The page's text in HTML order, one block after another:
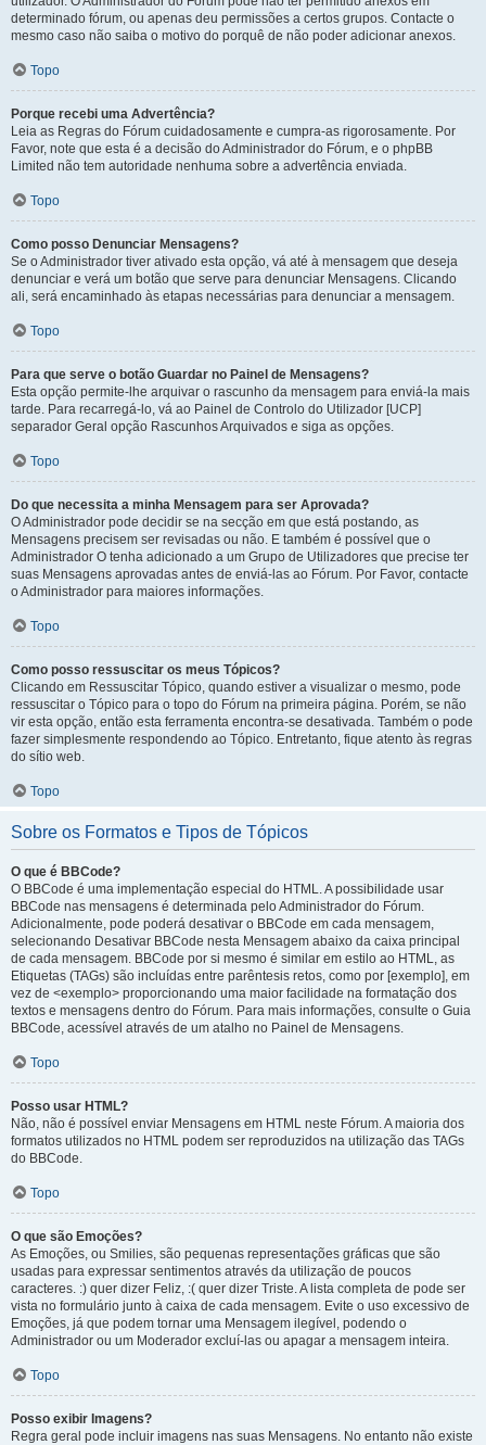
determinado fórum, ou apenas deu permissões a certos grupos. Contacte o
mesmo caso não saiba o motivo do porquê de não poder adicionar anexos.
Topo
Porque recebi uma Advertência?
Leia as Regras do Fórum cuidadosamente e cumpra-as rigorosamente. Por
Favor, note que esta é a decisão do Administrador do Fórum, e o phpBB
Limited não tem autoridade nenhuma sobre a advertência enviada.
Topo
Como posso Denunciar Mensagens?
Se o Administrador tiver ativado esta opção, vá até à mensagem que deseja
denunciar e verá um botão que serve para denunciar Mensagens. Clicando
ali, será encaminhado às etapas necessárias para denunciar a mensagem.
Topo
Para que serve o botão Guardar no Painel de Mensagens?
Esta opção permite-lhe arquivar o rascunho da mensagem para enviá-la mais
tarde. Para recarregá-lo, vá ao Painel de Controlo do Utilizador [UCP]
separador Geral opção Rascunhos Arquivados e siga as opções.
Topo
Do que necessita a minha Mensagem para ser Aprovada?
O Administrador pode decidir se na secção em que está postando, as
Mensagens precisem ser revisadas ou não. E também é possível que o
Administrador O tenha adicionado a um Grupo de Utilizadores que precise ter
suas Mensagens aprovadas antes de enviá-las ao Fórum. Por Favor, contacte
o Administrador para maiores informações.
Topo
Como posso ressuscitar os meus Tópicos?
Clicando em Ressuscitar Tópico, quando estiver a visualizar o mesmo, pode
ressuscitar o Tópico para o topo do Fórum na primeira página. Porém, se não
vir esta opção, então esta ferramenta encontra-se desativada. Também o pode
fazer simplesmente respondendo ao Tópico. Entretanto, fique atento às regras
do sítio web.
Topo
Sobre os Formatos e Tipos de Tópicos
O que é BBCode?
O BBCode é uma implementação especial do HTML. A possibilidade usar
BBCode nas mensagens é determinada pelo Administrador do Fórum.
Adicionalmente, pode poderá desativar o BBCode em cada mensagem,
selecionando Desativar BBCode nesta Mensagem abaixo da caixa principal
de cada mensagem. BBCode por si mesmo é similar em estilo ao HTML, as
Etiquetas (TAGs) são incluídas entre parêntesis retos, como por [exemplo], em
vez de <exemplo> proporcionando uma maior facilidade na formatação dos
textos e mensagens dentro do Fórum. Para mais informações, consulte o Guia
BBCode, acessível através de um atalho no Painel de Mensagens.
Topo
Posso usar HTML?
Não, não é possível enviar Mensagens em HTML neste Fórum. A maioria dos
formatos utilizados no HTML podem ser reproduzidos na utilização das TAGs
do BBCode.
Topo
O que são Emoções?
As Emoções, ou Smilies, são pequenas representações gráficas que são
usadas para expressar sentimentos através da utilização de poucos
caracteres. :) quer dizer Feliz, :( quer dizer Triste. A lista completa de pode ser
vista no formulário junto à caixa de cada mensagem. Evite o uso excessivo de
Emoções, já que podem tornar uma Mensagem ilegível, podendo o
Administrador ou um Moderador excluí-las ou apagar a mensagem inteira.
Topo
Posso exibir Imagens?
Regra geral pode incluir imagens nas suas Mensagens. No entanto não existe